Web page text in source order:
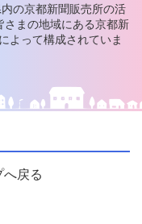
の京都新聞販売所の活
さまの地域にある京都新
よって構成されていま
戻る